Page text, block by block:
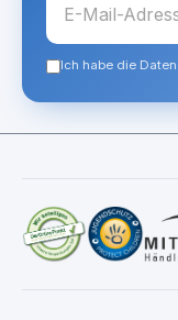
Ich habe die